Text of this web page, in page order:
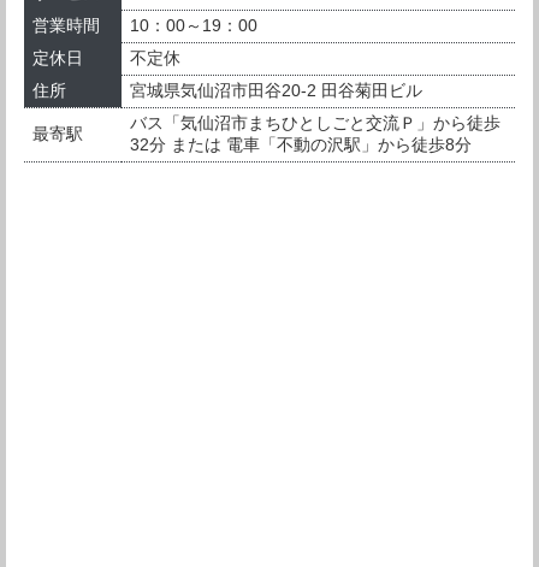
営業時間
10：00～19：00
定休日
不定休
住所
宮城県気仙沼市田谷20-2 田谷菊田ビル
最寄駅
バス「気仙沼市まちひとしごと交流Ｐ」から徒歩
32分 または 電車「不動の沢駅」から徒歩8分